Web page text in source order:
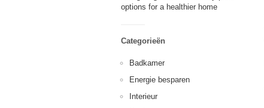
options for a healthier home
Categorieën
Badkamer
Energie besparen
Interieur